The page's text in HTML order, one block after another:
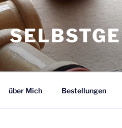
über Mich Bestellungen